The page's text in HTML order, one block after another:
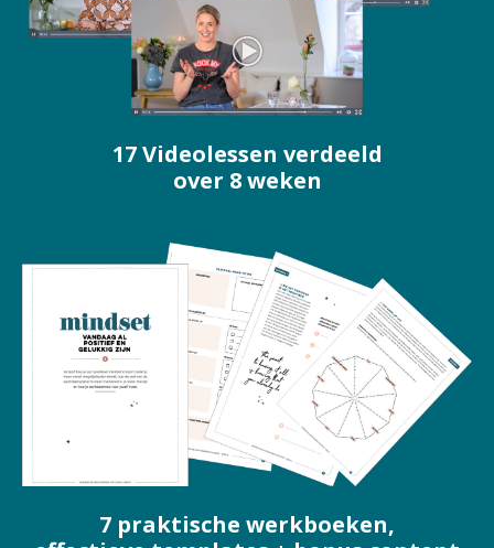
17 Videolessen verdeeld
over 8 weken
7 praktische werkboeken,